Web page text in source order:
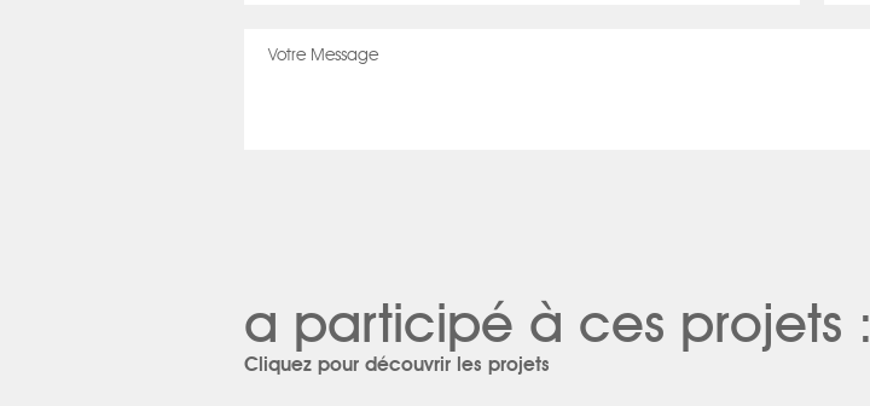
a participé à ces projets :
Cliquez pour découvrir les projets